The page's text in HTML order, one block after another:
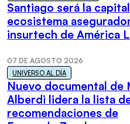
Santiago será la
ecosistema
insurtech de América
07 DE AGOSTO 2026
UNIVERSO AL DÍA
Nuevo documental de
Alberdi lidera la lista
recomendaciones de